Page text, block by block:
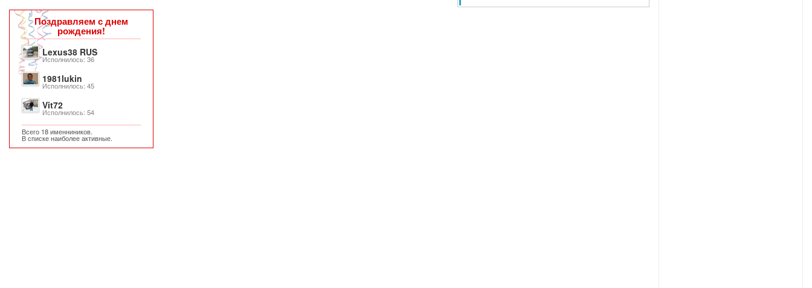
Поздравляем с днем
рождения!
Lexus38 RUS
Исполнилось: 36
1981lukin
Исполнилось: 45
Vit72
Исполнилось: 54
Всего 18 именниников.
В списке наиболее активные.